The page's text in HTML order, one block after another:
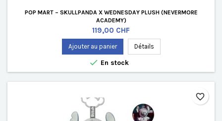
POP MART – SKULLPANDA X WEDNESDAY PLUSH (NEVERMORE
ACADEMY)
Prix
119,00 CHF
Ajouter au panier Détails
 En stock
favorite_border